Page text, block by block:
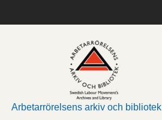
Arbetarrörelsens arkiv och bibliotek